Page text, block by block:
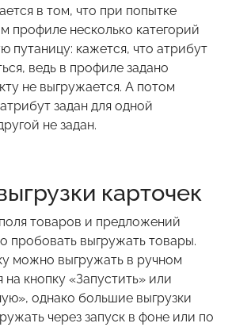
в том, что при попытке
профиле несколько категорий
путаницу: кажется, что атрибут
ведь в профиле задано
не выгружается. А потом
задан для одной
не задан.
карточек
товаров и предложений
пробовать выгружать товары.
можно выгружать в ручном
кнопку «Запустить» или
однако большие выгрузки
через запуск в фоне или по